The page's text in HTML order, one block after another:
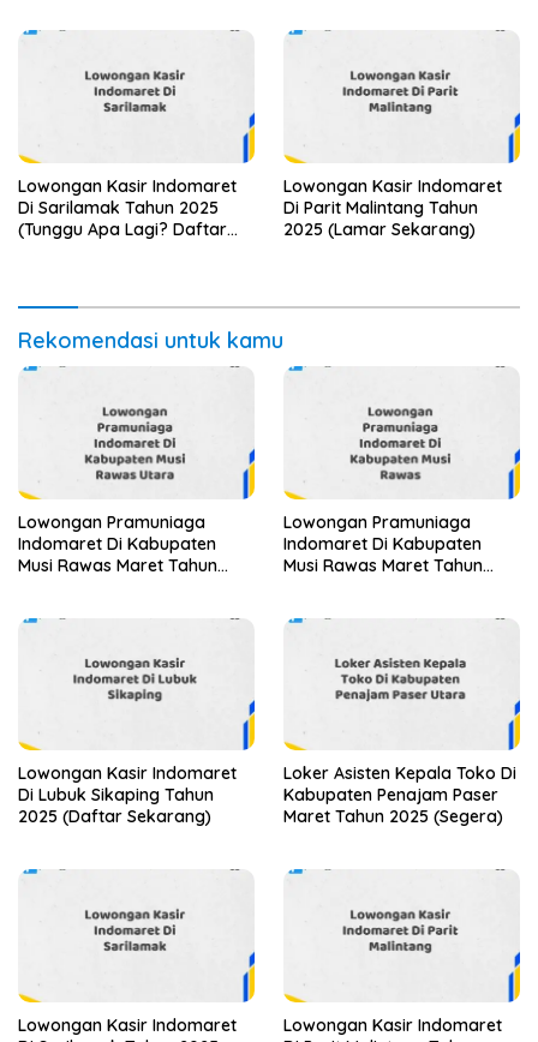
Lowongan Kasir Indomaret
Di Sarilamak Tahun 2025
(Tunggu Apa Lagi? Daftar
Lowongan Kasir Indomaret
Di Parit Malintang Tahun
2025 (Lamar Sekarang)
Rekomendasi untuk kamu
Lowongan Pramuniaga
Indomaret Di Kabupaten
Musi Rawas Maret Tahun
Lowongan Pramuniaga
Indomaret Di Kabupaten
Musi Rawas Maret Tahun
Lowongan Kasir Indomaret
Di Lubuk Sikaping Tahun
2025 (Daftar Sekarang)
Loker Asisten Kepala Toko Di
Kabupaten Penajam Paser
Maret Tahun 2025 (Segera)
Lowongan Kasir Indomaret
Lowongan Kasir Indomaret